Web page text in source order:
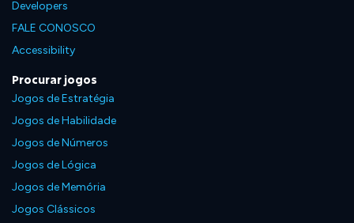
Developers
FALE CONOSCO
Accessibility
Procurar jogos
Jogos de Estratégia
Jogos de Habilidade
Jogos de Números
Jogos de Lógica
Jogos de Memória
Jogos Clássicos